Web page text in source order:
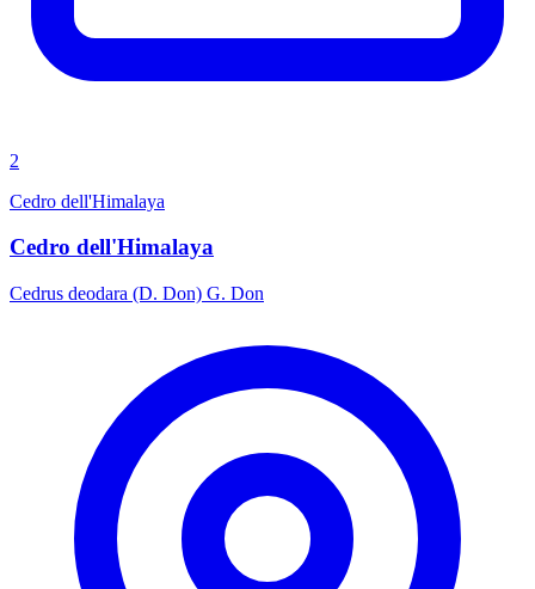
2
Cedro dell'Himalaya
Cedro dell'Himalaya
Cedrus deodara (D. Don) G. Don